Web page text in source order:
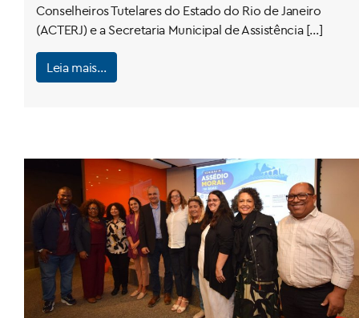
Conselheiros Tutelares do Estado do Rio de Janeiro
(ACTERJ) e a Secretaria Municipal de Assistência […]
Leia mais…